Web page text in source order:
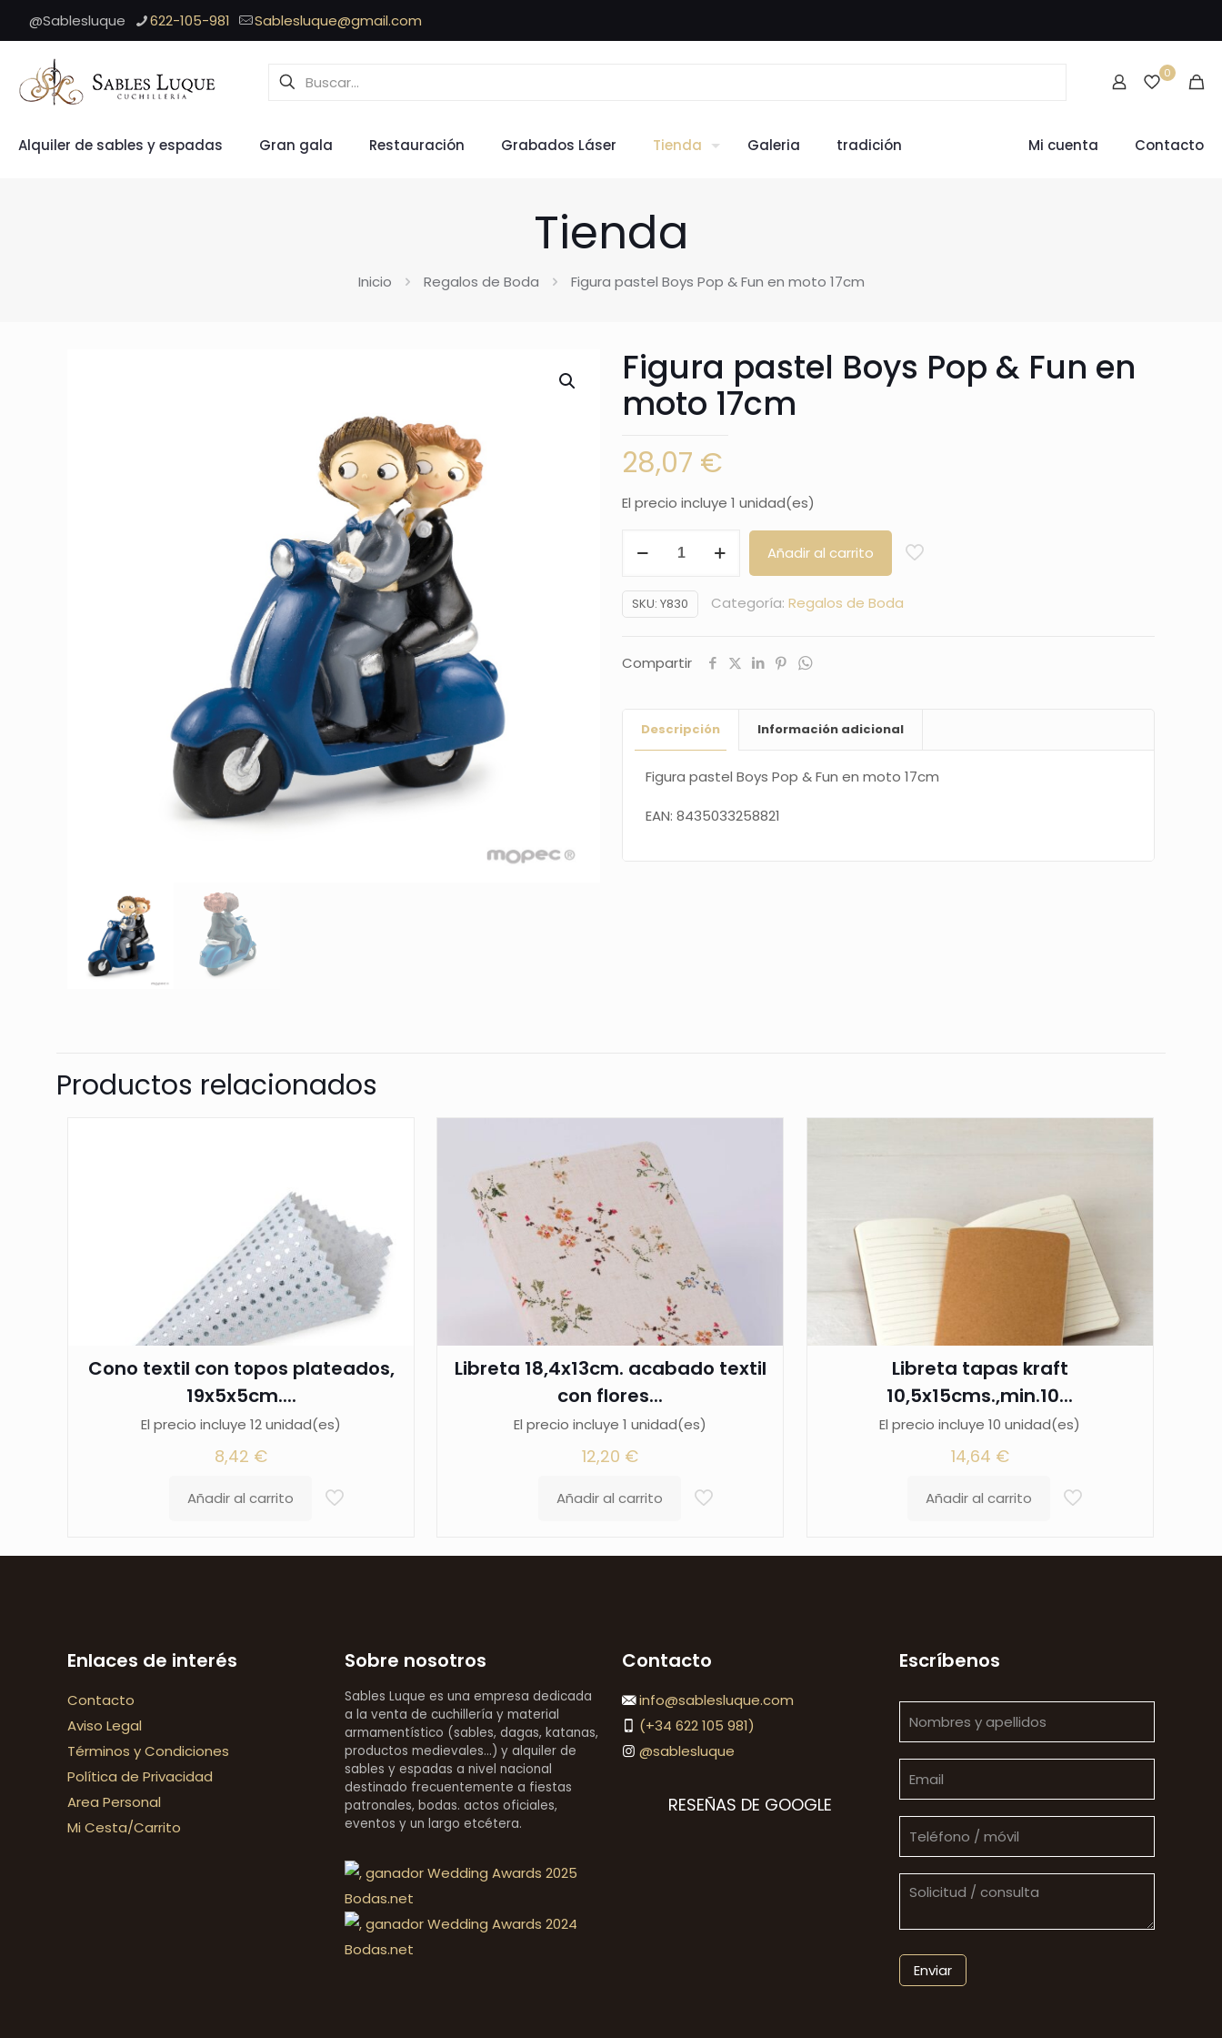
@Sablesluque 622-105-981 Sablesluque@gmail.com
0
Alquiler de sables y espadas Gran gala Restauración Grabados Láser Tienda Galeria tradición Mi cuenta Contacto
Tienda
Inicio Regalos de Boda Figura pastel Boys Pop & Fun en moto 17cm
Figura pastel Boys Pop & Fun en
moto 17cm
28,07 €
El precio incluye 1 unidad(es)
Boys
Pop
Fun
cantidad
Añadir al carrito
SKU: Y830 Categoría: Regalos de Boda
Compartir
Descripción Información adicional
Figura pastel Boys Pop & Fun en moto 17cm
EAN: 8435033258821
Productos relacionados
Cono textil con topos plateados,
19x5x5cm....
El precio incluye 12 unidad(es)
8,42 €
Añadir al carrito
Libreta 18,4x13cm. acabado textil
con flores...
El precio incluye 1 unidad(es)
12,20 €
Añadir al carrito
Libreta tapas kraft
10,5x15cms.,min.10...
El precio incluye 10 unidad(es)
14,64 €
Añadir al carrito
Enlaces de interés
Contacto
Aviso Legal
Términos y Condiciones
Política de Privacidad
Area Personal
Mi Cesta/Carrito
Sobre nosotros
Sables Luque es una empresa dedicada
a la venta de cuchillería y material
armamentístico (sables, dagas, katanas,
productos medievales...) y alquiler de
sables y espadas a nivel nacional
destinado frecuentemente a fiestas
patronales, bodas. actos oficiales,
eventos y un largo etcétera.
Contacto
info@sablesluque.com
(+34 622 105 981)
@sablesluque
RESEÑAS DE GOOGLE
Escríbenos